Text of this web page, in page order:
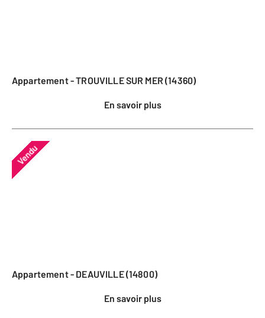
Appartement - TROUVILLE SUR MER (14360)
En savoir plus
Vendu
Appartement - DEAUVILLE (14800)
En savoir plus